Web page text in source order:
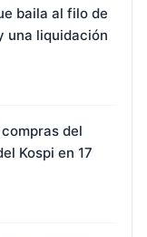
baila al filo de
una liquidación
del
Kospi en 17